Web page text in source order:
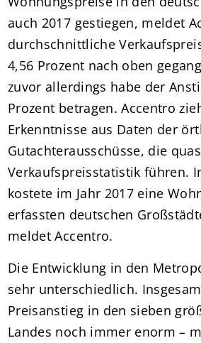
auch 2017 gestiegen, meldet
durchschnittliche
4,56 Prozent nach oben
zuvor allerdings habe der
Prozent betragen. Accentro
Erkenntnisse aus Daten der
Gutachterausschüsse, die
Verkaufspreisstatistik führen.
kostete im Jahr 2017 eine
erfassten deutschen
meldet Accentro.
Die Entwicklung in den
sehr unterschiedlich.
Preisanstieg in den sieben
Landes noch immer enorm –